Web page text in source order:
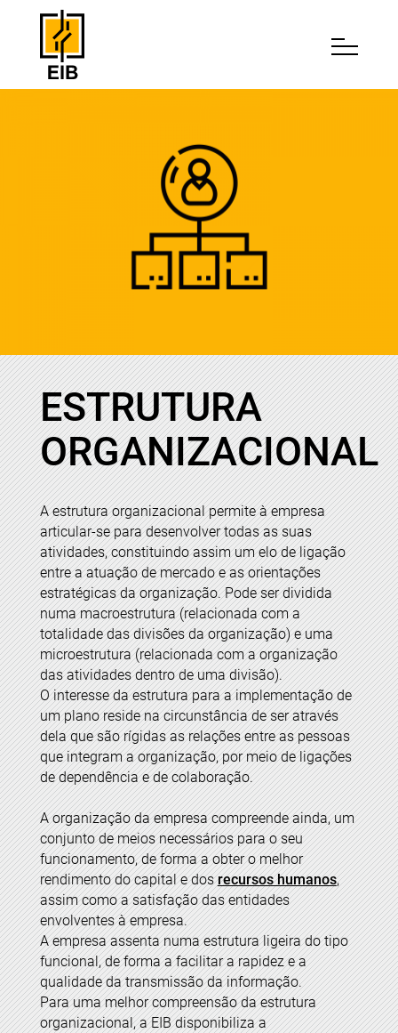
ESTRUTURA
ORGANIZACIONAL
A estrutura organizacional permite à empresa
articular-se para desenvolver todas as suas
atividades, constituindo assim um elo de ligação
entre a atuação de mercado e asorientações
estratégicasda organização. Pode ser dividida
numa macroestrutura (relacionada com a
totalidade das divisões da organização) e uma
microestrutura (relacionada com a organização
das atividades dentro de uma divisão).
O interesse da estrutura para a implementação de
um plano reside na circunstância de ser através
dela que são rígidas as relações entre as pessoas
que integram a organização, por meio de ligações
de dependência e de colaboração.
A organização da empresa compreende ainda, um
conjunto de meios necessários para o seu
funcionamento, de forma a obter o melhor
rendimento do capital e dosrecursos humanos,
assim como a satisfação das entidades
envolventes à empresa.
A empresa assenta numa estrutura ligeira do tipo
funcional, de forma a facilitar a rapidez e a
qualidade da transmissão da informação.
Para uma melhor compreensão da estrutura
organizacional, a EIB disponibiliza a